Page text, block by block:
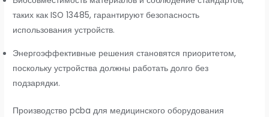
таких как ISO 13485, гарантируют безопасность
использования устройств.
Энергоэффективные решения становятся приоритетом,
поскольку устройства должны работать долго без
подзарядки.
Производство pcba для медицинского оборудования